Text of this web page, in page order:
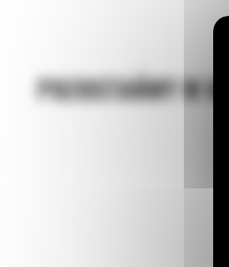
POZOSTAŃMY W